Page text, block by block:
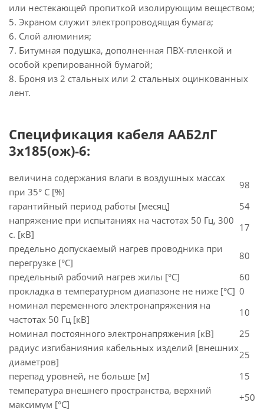
или нестекающей пропиткой изолирующим веществом;
5. Экраном служит электропроводящая бумага;
6. Слой алюминия;
7. Битумная подушка, дополненная ПВХ-пленкой и
особой крепированной бумагой;
8. Броня из 2 стальных или 2 стальных оцинкованных
лент.
Спецификация кабеля ААБ2лГ
3х185(ож)-6:
величина содержания влаги в воздушных массах
при 35° C [%]
98
гарантийный период работы [месяц]
54
напряжение при испытаниях на частотах 50 Гц, 300
с. [кВ]
17
предельно допускаемый нагрев проводника при
перегрузке [°С]
80
предельный рабочий нагрев жилы [°С]
60
прокладка в температурном диапазоне не ниже [°C] 0
номинал переменного электронапряжения на
частотах 50 Гц [кВ]
10
номинал постоянного электронапряжения [кВ]
25
радиус изгибанияния кабельных изделий [внешних
диаметров]
25
перепад уровней, не больше [м]
15
температура внешнего пространства, верхний
максимум [°C]
+50